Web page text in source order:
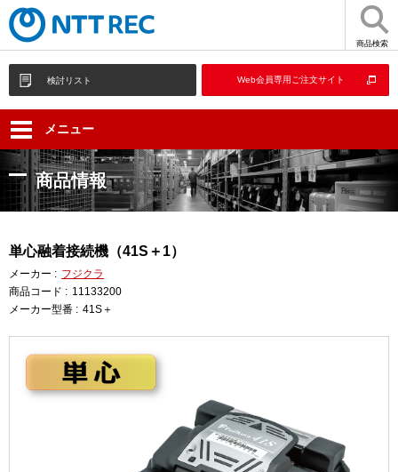
商品検索
検討リスト Web会員専用ご注文サイト
メニュー
商品情報
単心融着接続機（41S＋1）
メーカー : フジクラ
商品コード : 11133200
メーカー型番 : 41S＋